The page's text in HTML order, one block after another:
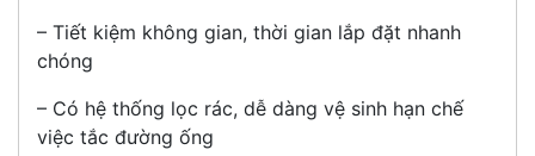
– Tiết kiệm không gian, thời gian lắp đặt nhanh
chóng
– Có hệ thống lọc rác, dễ dàng vệ sinh hạn chế
việc tắc đường ống